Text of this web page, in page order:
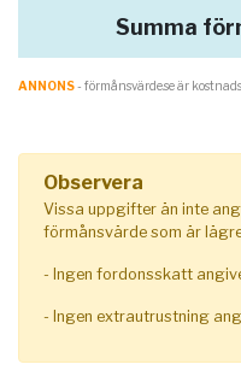
Summa
ANNONS- förmånsvärde.se är
Observera
Vissa uppgifter än inte
förmånsvärde som är
- Ingen fordonsskatt
- Ingen extrautrustning